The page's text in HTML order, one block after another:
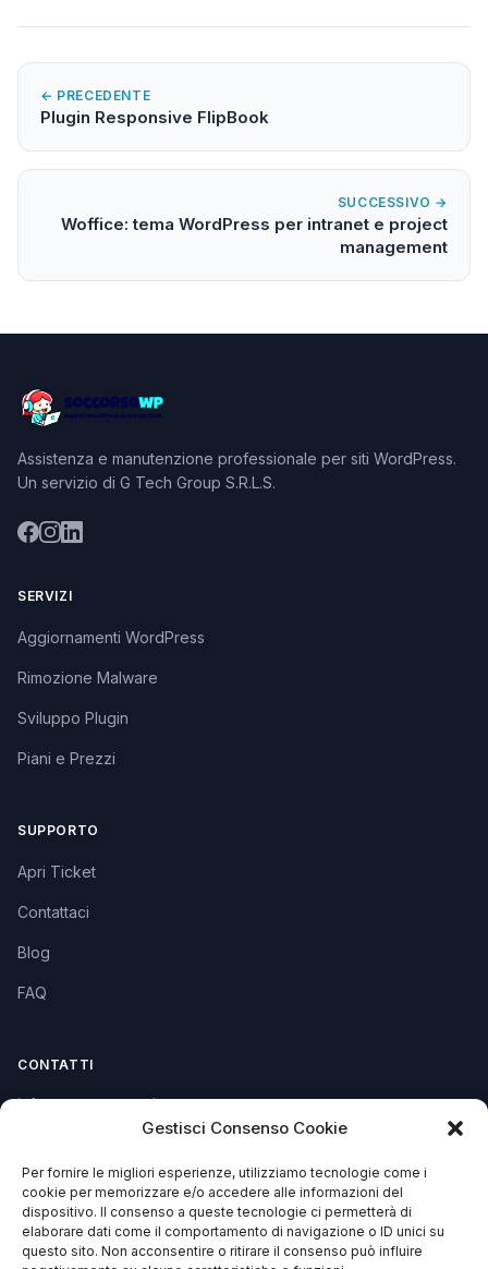
Gestisci Consenso Cookie
Per fornire le migliori esperienze, utilizziamo tecnologie come i
cookie per memorizzare e/o accedere alle informazioni del
dispositivo. Il consenso a queste tecnologie ci permetterà di
elaborare dati come il comportamento di navigazione o ID unici su
questo sito. Non acconsentire o ritirare il consenso può influire
← PRECEDENTE
Plugin Responsive FlipBook
SUCCESSIVO →
Woffice: tema WordPress per intranet e project
management
Assistenza e manutenzione professionale per siti WordPress.
Un servizio di G Tech Group S.R.L.S.
SERVIZI
Aggiornamenti WordPress
Rimozione Malware
Sviluppo Plugin
Piani e Prezzi
SUPPORTO
Apri Ticket
Contattaci
Blog
FAQ
CONTATTI
info@soccorsowp.it
PEC: gtechgroup@pec.it
Privacy Policy
Cookie Policy